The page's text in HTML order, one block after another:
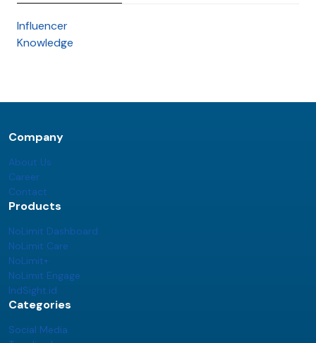
Influencer
Knowledge
Company
About Us
Career
Contact
Products
NoLimit Dashboard
NoLimit Care
NoLimit+
NoLimit Engage
IndSight.id
Categories
Social Media